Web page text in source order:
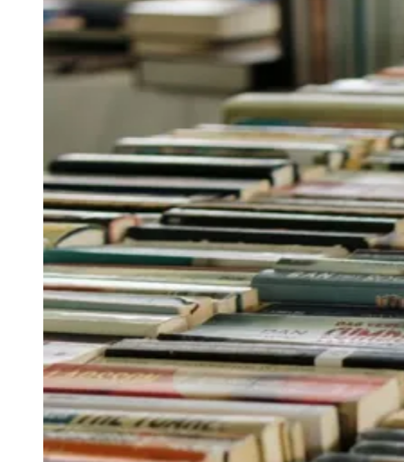
Acompanhar jogos
Newsletter Bom Dia Barueri
Entretenimento Completo
Resultados das Loterias
Trânsito em Tempo Real
Vagas de Emprego
Portal Pet
Seguir 4min de leitura
Consumo de livros cresce no Brasil e
ganha força nas redes
JB Negócios
04 de maio de 2026 às 13:54